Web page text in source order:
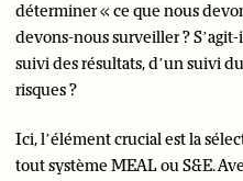
déterminer « ce que nous
devons-nous surveiller ?
suivi des résultats, d’un suivi
risques ?
Ici, l’élément crucial est la
tout système MEAL ou S&E.